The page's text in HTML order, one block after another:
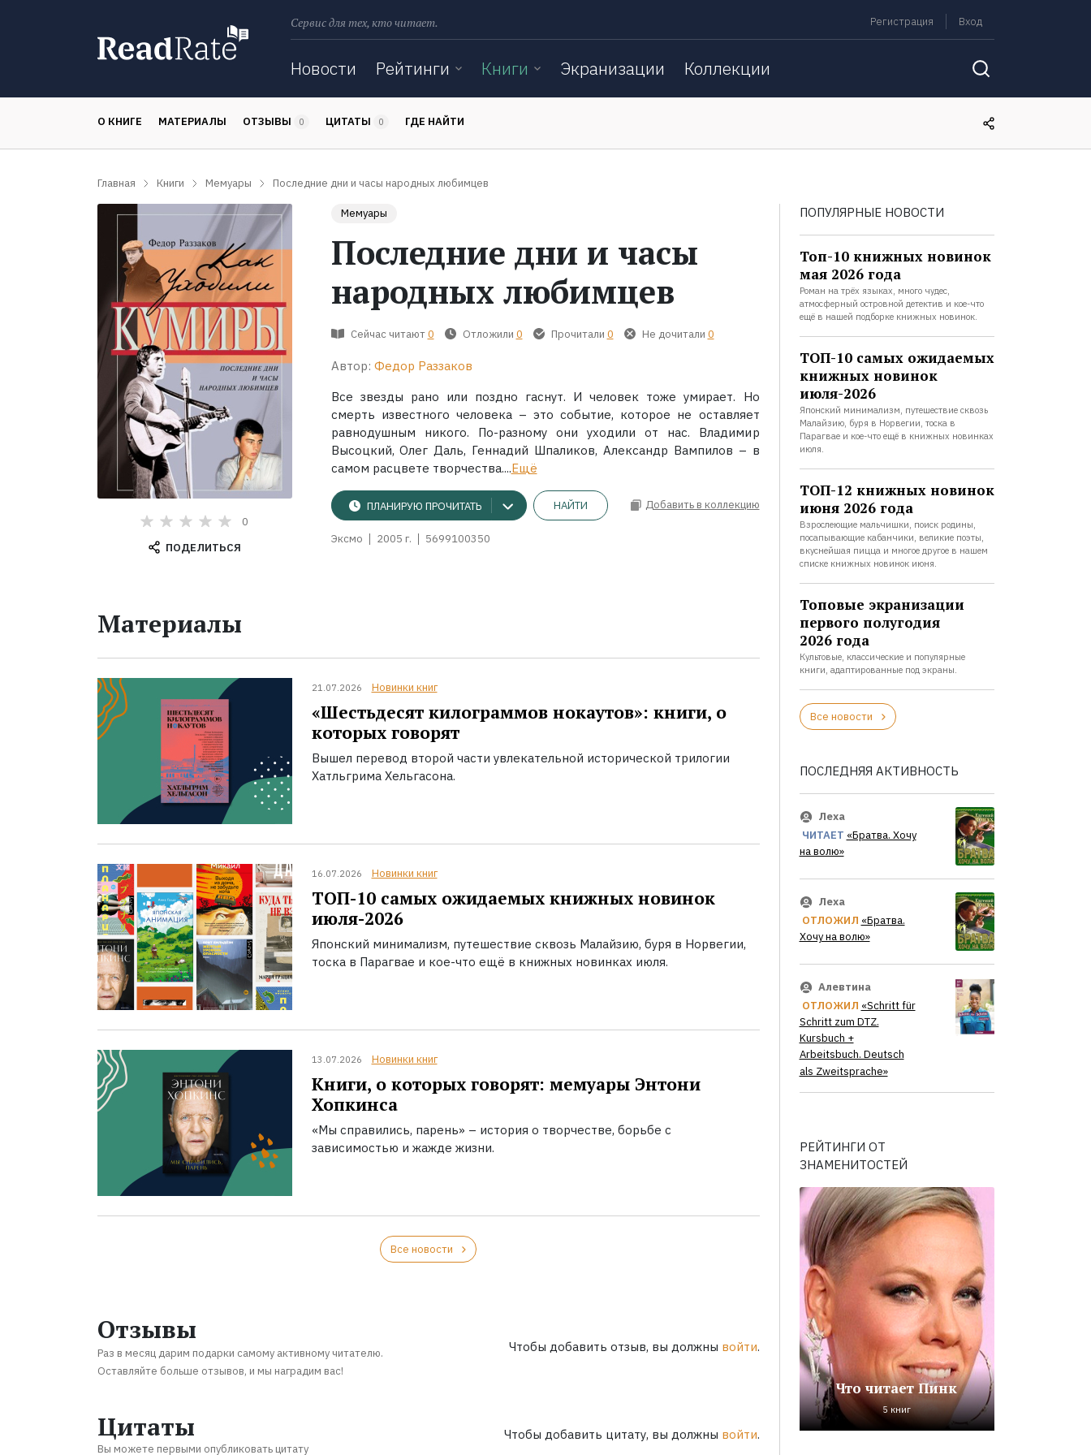
Сервис для тех, кто читает. Регистрация Вход
Новости Рейтинги Книги Экранизации Коллекции
О КНИГЕ МАТЕРИАЛЫ ОТЗЫВЫ 0 ЦИТАТЫ 0 ГДЕ НАЙТИ
Главная Книги Мемуары Последние дни и часы народных любимцев
0
ПОДЕЛИТЬСЯ
Мемуары
Последние дни и часы
народных любимцев
Сейчас читают 0 Отложили 0 Прочитали 0 Не дочитали 0
Автор: Федор Раззаков
Все звезды рано или поздно гаснут. И человек тоже умирает. Но
смерть известного человека – это событие, которое не оставляет
равнодушным никого. По-разному они уходили от нас. Владимир
Высоцкий, Олег Даль, Геннадий Шпаликов, Александр Вампилов – в
самом расцвете творчества....Ещё
ПЛАНИРУЮ ПРОЧИТАТЬ НАЙТИ Добавить в коллекцию
Эксмо 2005 г. 5699100350
Материалы
21.07.2026 Новинки книг
«Шестьдесят килограммов нокаутов»: книги, о
которых говорят
Вышел перевод второй части увлекательной исторической трилогии
Хатльгрима Хельгасона.
16.07.2026 Новинки книг
ТОП-10 самых ожидаемых книжных новинок
июля-2026
Японский минимализм, путешествие сквозь Малайзию, буря в Норвегии,
тоска в Парагвае и кое-что ещё в книжных новинках июля.
13.07.2026 Новинки книг
Книги, о которых говорят: мемуары Энтони
Хопкинса
«Мы справились, парень» – история о творчестве, борьбе с
зависимостью и жажде жизни.
Все новости
Отзывы
Раз в месяц дарим подарки самому активному читателю.
Оставляйте больше отзывов, и мы наградим вас!
Чтобы добавить отзыв, вы должны войти.
Цитаты
Вы можете первыми опубликовать цитату
Чтобы добавить цитату, вы должны войти.
ПОПУЛЯРНЫЕ НОВОСТИ
Топ-10 книжных новинок
мая 2026 года
Роман на трёх языках, много чудес,
атмосферный островной детектив и кое-что
ещё в нашей подборке книжных новинок.
ТОП-10 самых ожидаемых
книжных новинок
июля-2026
Японский минимализм, путешествие сквозь
Малайзию, буря в Норвегии, тоска в
Парагвае и кое-что ещё в книжных новинках
июля.
ТОП-12 книжных новинок
июня 2026 года
Взрослеющие мальчишки, поиск родины,
посапывающие кабанчики, великие поэты,
вкуснейшая пицца и многое другое в нашем
списке книжных новинок июня.
Топовые экранизации
первого полугодия
2026 года
Культовые, классические и популярные
книги, адаптированные под экраны.
Все новости
ПОСЛЕДНЯЯ АКТИВНОСТЬ
Леха
ЧИТАЕТ «Братва. Хочу
на волю»
Леха
ОТЛОЖИЛ «Братва.
Хочу на волю»
Алевтина
ОТЛОЖИЛ «Schritt für
Schritt zum DTZ.
Kursbuch +
Arbeitsbuch. Deutsch
als Zweitsprache»
РЕЙТИНГИ ОТ
ЗНАМЕНИТОСТЕЙ
Что читает Пинк
5 книг